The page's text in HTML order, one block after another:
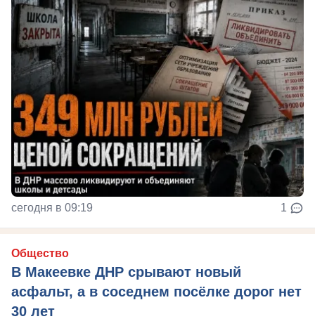
сегодня в 09:19 1
Общество
В Макеевке ДНР срывают новый
асфальт, а в соседнем посёлке дорог нет
30 лет